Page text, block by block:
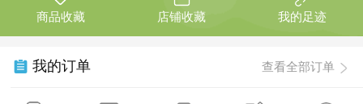
商品收藏 店铺收藏 我的足迹
我的订单 查看全部订单